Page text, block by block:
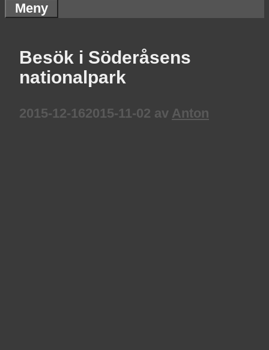
Meny
Besök i Söderåsens
nationalpark
2015-12-162015-11-02 av Anton